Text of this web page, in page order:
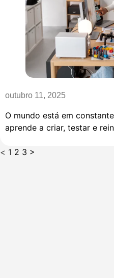
outubro 11, 2025
O mundo está em
aprende a criar, testar e
< 1 2 3 >